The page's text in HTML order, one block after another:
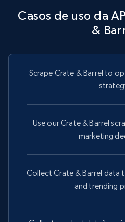
181+
and more.
Casos de uso da
&
Scrape Crate & Barrel to
Use our Crate & Barrel
marketing
Collect Crate & Barrel data
and trending